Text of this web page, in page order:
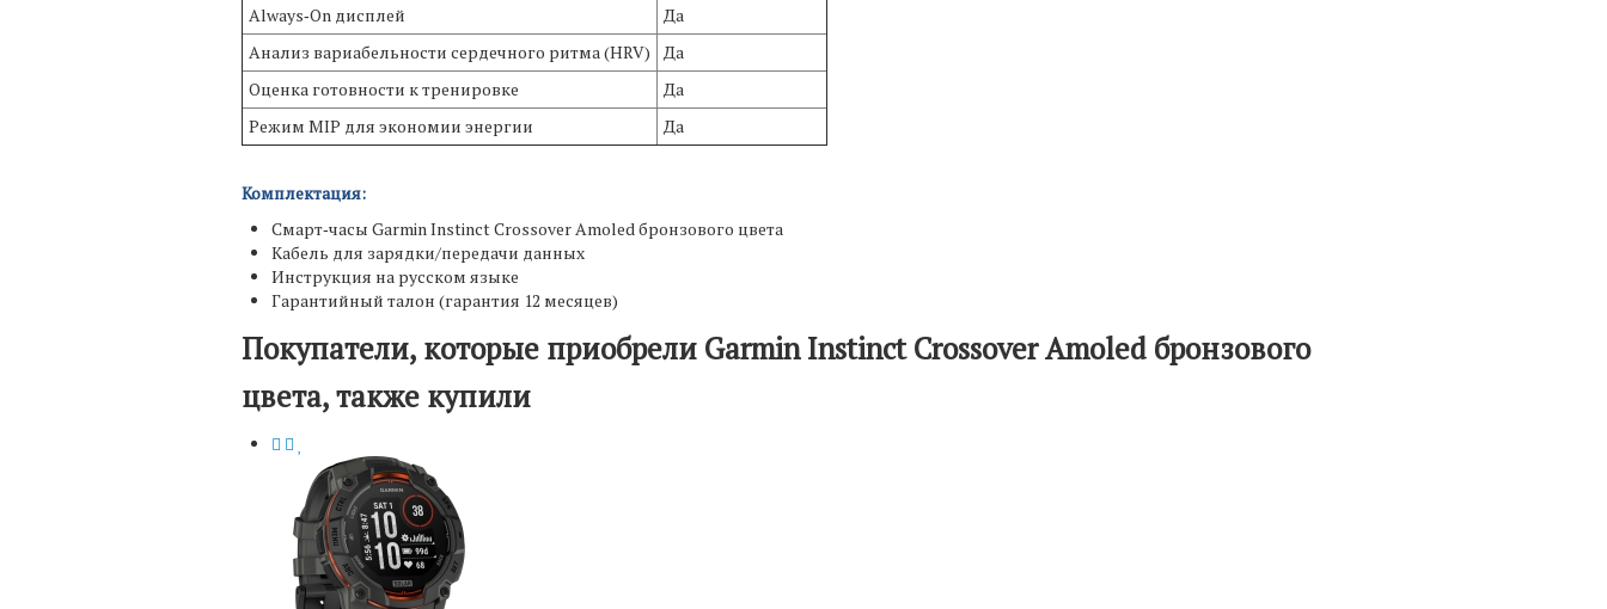
Always‑On дисплей
Да
Анализ вариабельности сердечного ритма (HRV)
Да
Оценка готовности к тренировке
Да
Режим MIP для экономии энергии
Да
Комплектация:
Смарт‑часы Garmin Instinct Crossover Amoled бронзового цвета
Кабель для зарядки/передачи данных
Инструкция на русском языке
Гарантийный талон (гарантия 12 месяцев)
Покупатели, которые приобрели Garmin Instinct Crossover Amoled бронзового
цвета, также купили